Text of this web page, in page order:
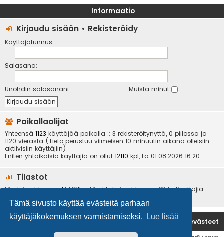
Tämä sivusto käyttää evästeitä parhaan
käyttäjäkokemuksen varmistamiseksi.
Lue lisää
Informaatio
Kirjaudu sisään • Rekisteröidy
Käyttäjätunnus:
Salasana:
Unohdin salasanani Muista minut
Paikallaolijat
Yhteensä 1123 käyttäjää paikalla :: 3 rekisteröitynyttä, 0 piilossa ja
1120 vierasta (Tieto perustuu viimeisen 10 minuutin aikana olleisiin
aktiivisiin käyttäjiin)
Eniten yhtaikaisia käyttäjiä on ollut 12110 kpl, La 01.08.2026 16:20
Tilastot
Viestejä yhteensä144085• Viestiketjuja yhteensä937• Käyttäjiä
Etusivu Poista evästeet